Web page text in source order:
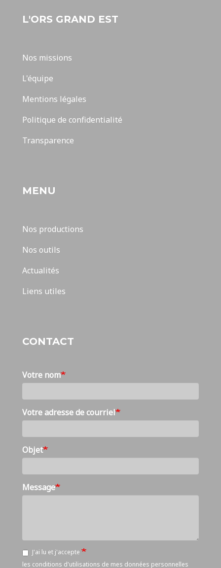
L'ORS GRAND EST
Nos missions
L'équipe
Mentions légales
Politique de confidentialité
Transparence
MENU
Nos productions
Nos outils
Actualités
Liens utiles
CONTACT
Votre nom
Votre adresse de courriel
Objet
Message
J'ai lu et j'accepte
les conditions d'utilisations de mes données personnelles